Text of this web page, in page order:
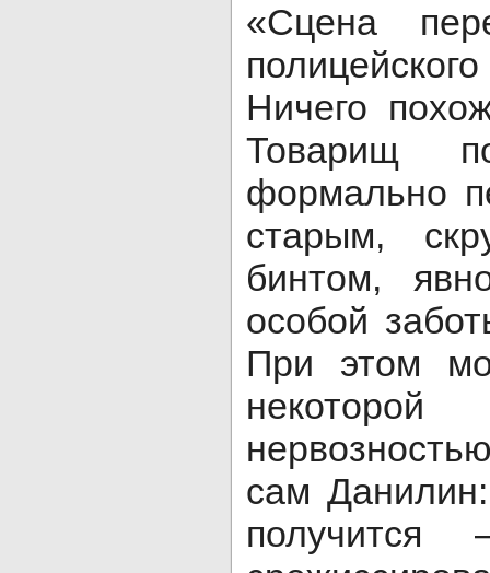
«Сцена
Ничего
Товарищ
формально
старым,
бинтом,
особой
При этом
сам